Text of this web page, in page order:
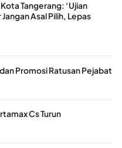
Tangerang: ‘Ujian
Asal Pilih, Lepas
Promosi Ratusan Pejabat
Cs Turun